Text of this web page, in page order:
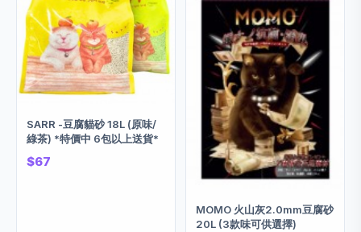
SARR -豆腐貓砂 18L (原味/
綠茶) *特價中 6包以上送貨*
$67
MOMO 火山灰2.0mm豆腐砂
20L (3款味可供選擇)